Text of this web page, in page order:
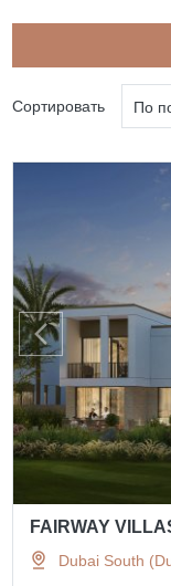
Сортировать По
FAIRWAY
Dubai South